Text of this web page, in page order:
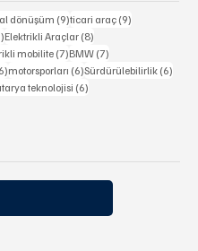
dönüşüm (9)9 yazı
ticari araç (9)
9 yazı
Elektrikli Araçlar (8)
mobilite (7)7 yazı
BMW (7)
6 yazı
motorsporları (6)6 yazı
Sürdürülebilirlik (6)
teknolojisi (6)